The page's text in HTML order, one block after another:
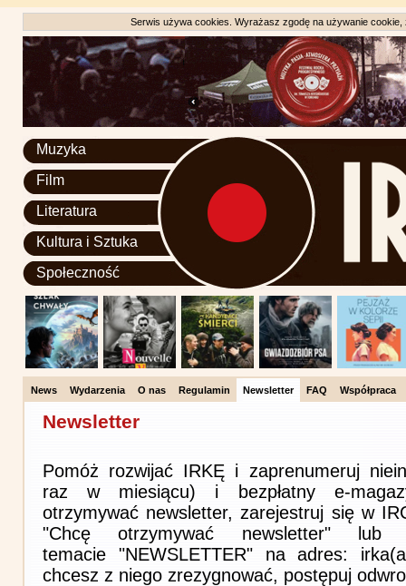
Serwis używa cookies. Wyrażasz zgodę na używanie
Muzyka
Film
Literatura
Kultura i Sztuka
Społeczność
News Wydarzenia O nas Regulamin Newsletter FAQ Współpraca
Newsletter
Pomóż rozwijać IRKĘ i zaprenumeruj
raz w miesiącu) i bezpłatny e-
otrzymywać newsletter, zarejestruj się w
"Chcę otrzymywać newsletter"
temacie "NEWSLETTER" na adres:
chcesz z niego zrezygnować, postępuj